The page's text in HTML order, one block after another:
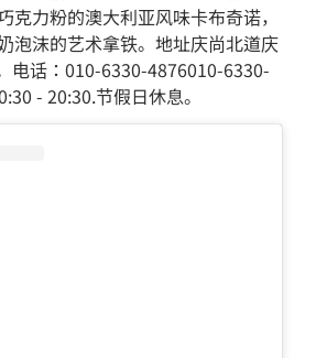
克力粉的澳大利亚风味卡布奇诺，
泡沫的艺术拿铁。地址庆尚北道庆
电话：010-6330-4876010-6330-
- 20:30.节假日休息。